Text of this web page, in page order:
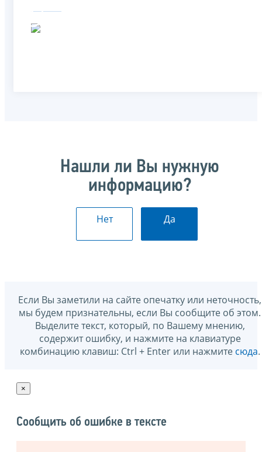
Нашли ли Вы нужную
информацию?
Нет Да
Если Вы заметили на сайте опечатку или неточность,
мы будем признательны, если Вы сообщите об этом.
Выделите текст, который, по Вашему мнению,
содержит ошибку, и нажмите на клавиатуре
комбинацию клавиш: Ctrl + Enter или нажмите сюда.
×
Сообщить об ошибке в тексте